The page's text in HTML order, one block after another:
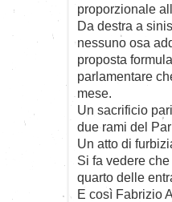
proporzionale
Da destra a
nessuno osa
proposta
parlamentare
mese.
Un sacrificio
due rami del
Un atto di
Si fa vedere
quarto delle
E così Fabrizio